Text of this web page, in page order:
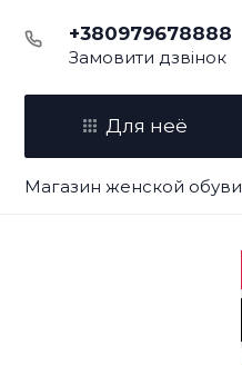
+380979678888
Замовити дзвінок
Для неё
Магазин женской обуви